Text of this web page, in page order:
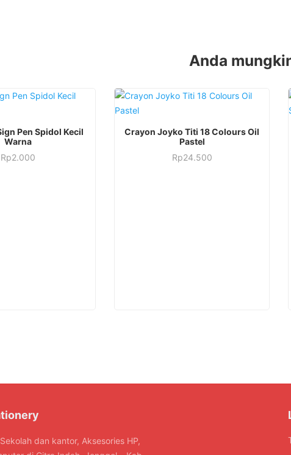
Anda
Pen Spidol Kecil
Warna
Rp2.000
Crayon Joyko Titi 18 Colours Oil
Pastel
Rp24.500
dan kantor, Aksesories HP,